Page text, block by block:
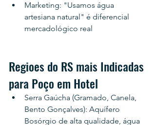
Marketing: "Usamos água
artesiana natural" é diferencial
mercadológico real
Regioes do RS mais Indicadas
para Poço em Hotel
Serra Gaúcha (Gramado, Canela,
Bento Gonçalves): Aquífero
Bosórgio de alta qualidade, água